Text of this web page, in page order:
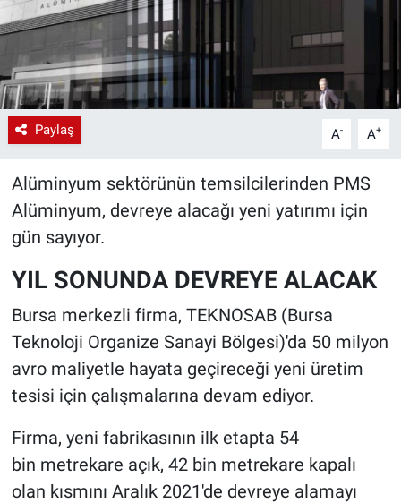
Paylaş A- A+
Alüminyum sektörünün temsilcilerinden PMS
Alüminyum, devreye alacağı yeni yatırımı için
gün sayıyor.
YIL SONUNDA DEVREYE ALACAK
Bursa merkezli firma, TEKNOSAB (Bursa
Teknoloji Organize Sanayi Bölgesi)'da 50 milyon
avro maliyetle hayata geçireceği yeni üretim
tesisi için çalışmalarına devam ediyor.
Firma, yeni fabrikasının ilk etapta 54
bin metrekare açık, 42 bin metrekare kapalı
olan kısmını Aralık 2021'de devreye alamayı